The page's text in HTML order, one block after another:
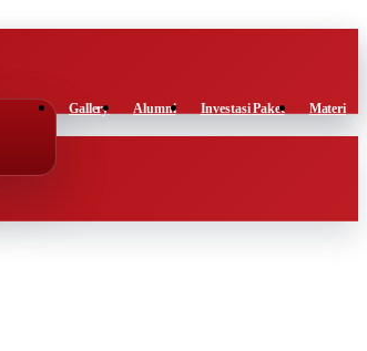
Gallery Alumni Investasi Paket Materi